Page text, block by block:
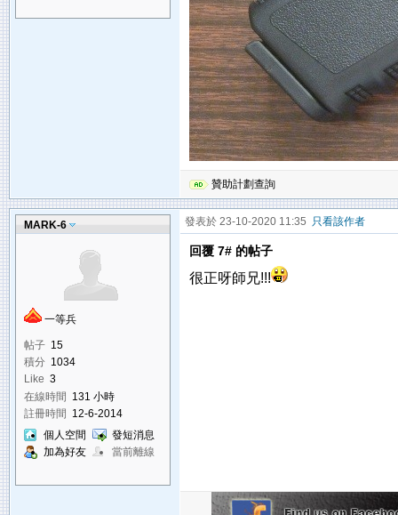
贊助計劃查詢
MARK-6
一等兵
帖子 15
積分 1034
Like 3
在線時間 131 小時
註冊時間 12-6-2014
個人空間
發短消息
加為好友
當前離線
發表於 23-10-2020 11:35 只看該作者
回覆 7# 的帖子
很正呀師兄!!!